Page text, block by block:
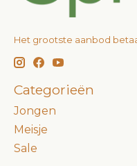
Het grootste aanbod
Categorieën
Jongen
Meisje
Sale